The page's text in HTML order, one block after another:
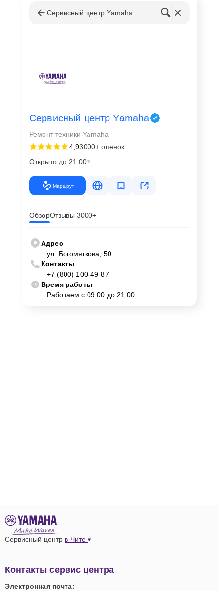
Сервисный центр Yamaha
Сервисный центр Yamaha
Ремонт техники Yamaha
4,93000+ оценок
Открыто до 21:00
Маршрут
ОбзорОтзывы 3000+
Адрес
ул. Богомягкова, 50
Контакты
+7 (800) 100-49-87
Время работы
Работаем с 09:00 до 21:00
Сервисный центр в Чите
Контакты сервис центра
Электронная почта: